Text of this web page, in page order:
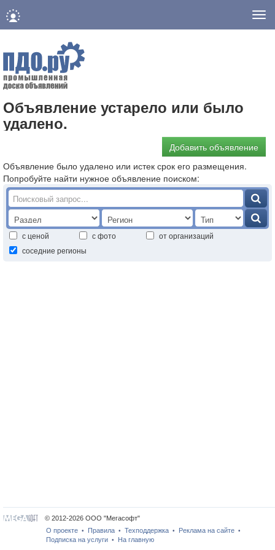
Объявление устарело или было
удалено.
Добавить объявление
Объявление было удалено или истек срок его размещения.
Попробуйте найти нужное объявление поиском:
с ценой с фото
от организаций
соседние регионы
© 2012-2026 ООО "Мегасофт"
О проекте • Правила • Техподдержка • Реклама на сайте •
Подписка на услуги • На главную